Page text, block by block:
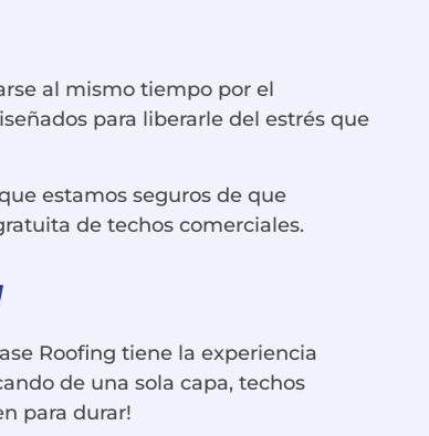
al mismo tiempo por el
para liberarle del estrés que
estamos seguros de que
de techos comerciales.
Roofing tiene la experiencia
de una sola capa, techos
para durar!